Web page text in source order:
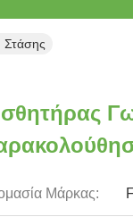
Στάσης
Μάρκας: